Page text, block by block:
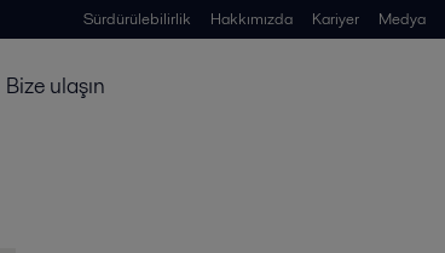
Sürdürülebilirlik Hakkımızda Kariyer Medya
Bize ulaşın